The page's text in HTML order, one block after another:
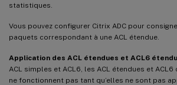
statistiques.
Vous pouvez configurer Citrix ADC pour
paquets correspondant à une ACL étendue.
Application des ACL étendues et ACL6
ACL simples et ACL6, les ACL étendues et ACL6
ne fonctionnent pas tant qu’elles ne sont pas